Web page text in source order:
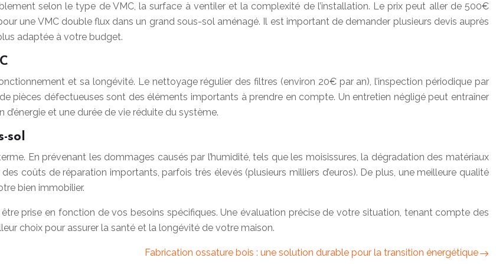
selon le type de VMC, la surface à ventiler et la complexité de l’installation. Le prix peut aller de 500€
une VMC double flux dans un grand sous-sol aménagé. Il est important de demander plusieurs devis auprès
adaptée à votre budget.
et sa longévité. Le nettoyage régulier des filtres (environ 20€ par an), l’inspection périodique par
pièces défectueuses sont des éléments importants à prendre en compte. Un entretien négligé peut entraîner
et une durée de vie réduite du système.
sol
En prévenant les dommages causés par l’humidité, tels que les moisissures, la dégradation des matériaux
coûts de réparation importants, parfois très élevés (plusieurs milliers d’euros). De plus, une meilleure qualité
bien immobilier.
être prise en fonction de vos besoins spécifiques. Une évaluation précise de votre situation, tenant compte des
choix pour assurer la santé et la longévité de votre maison.
Fabrication ossature bois : une solution durable pour la transition énergétique